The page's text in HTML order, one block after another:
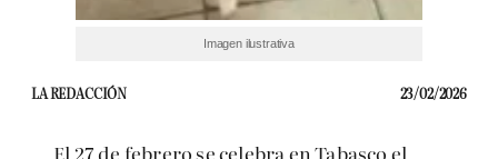
Imagen ilustrativa
LA REDACCIÓN 23/02/2026
El 27 de febrero se celebra en Tabasco el